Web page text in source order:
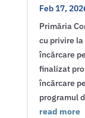
Feb 17,
Primăria
cu privire
încărcare
finalizat
încărcare
programul
read more